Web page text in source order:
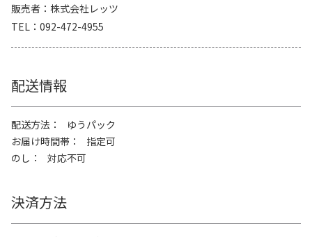
販売者
株式会社レッツ
TEL
092-472-4955
配送情報
配送方法
ゆうパック
お届け時間帯
指定可
のし
対応不可
決済方法